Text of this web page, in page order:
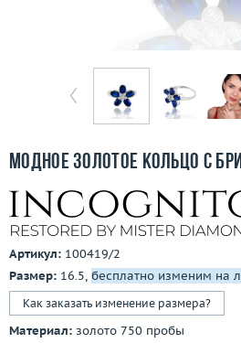
Бесплатная доставка
Покупка и оплата
О компании
3D-тур по шоуруму
Заказать
Модное золотое кольцо с
Артикул: 100419/2
Размер: 16.5, бесплатно изменим на
Как заказать изменение размера?
Материал: золото 750 пробы